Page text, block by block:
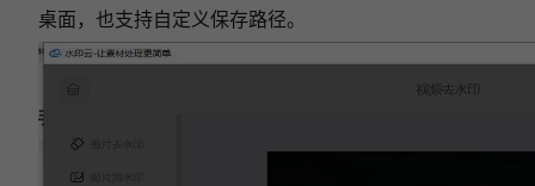
桌面，也支持自定义保存路径。